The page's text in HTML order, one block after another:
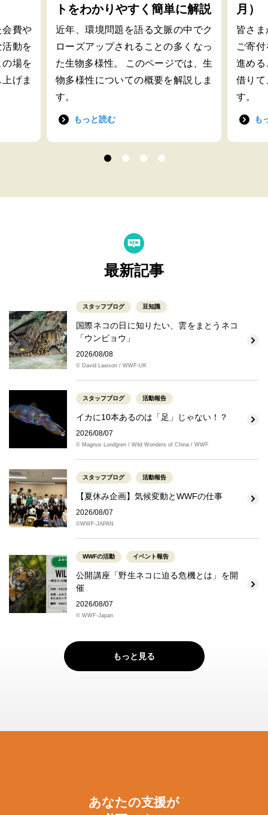
会費や
動を
場を
げま
トをわかりやすく簡単に解説
近年、環境問題を語る文脈の中でク
ローズアップされることの多くなっ
た生物多様性。 このページでは、生
物多様性についての概要を解説しま
す。
もっと読む
月）
皆さ
ご寄
進める
借りて
す。
も
最新記事
スタッフブログ 豆知識
国際ネコの日に知りたい、雲をまとうネコ
「ウンピョウ」
2026/08/08
© David Lawson / WWF-UK
スタッフブログ 活動報告
イカに10本あるのは「足」じゃない！？
2026/08/07
© Magnus Lundgren / Wild Wonders of China / WWF
スタッフブログ 活動報告
【夏休み企画】気候変動とWWFの仕事
2026/08/07
©WWF-JAPAN
WWFの活動 イベント報告
公開講座「野生ネコに迫る危機とは」を開
催
2026/08/07
© WWF-Japan
もっと見る
あなたの支援が